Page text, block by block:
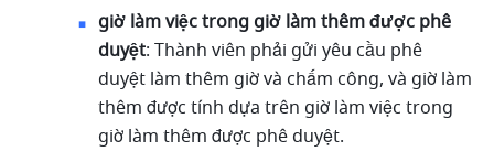
giờ làm việc trong giờ làm thêm được phê
duyệt: Thành viên phải gửi yêu cầu phê
duyệt làm thêm giờ và chấm công, và giờ làm
thêm được tính dựa trên giờ làm việc trong
giờ làm thêm được phê duyệt.